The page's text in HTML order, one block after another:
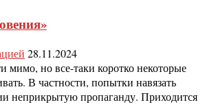
28.11.2024
мимо, но все-таки коротко некоторые
В частности, попытки навязать
неприкрытую пропаганду. Приходится